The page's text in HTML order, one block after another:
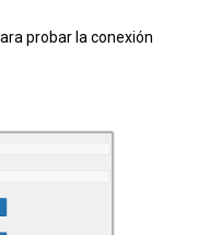
probar la conexión